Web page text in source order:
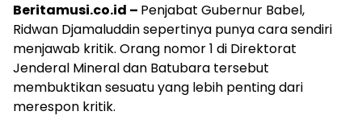
Beritamusi.co.id – Penjabat Gubernur Babel,
Ridwan Djamaluddin sepertinya punya cara sendiri
menjawab kritik. Orang nomor 1 di Direktorat
Jenderal Mineral dan Batubara tersebut
membuktikan sesuatu yang lebih penting dari
merespon kritik.